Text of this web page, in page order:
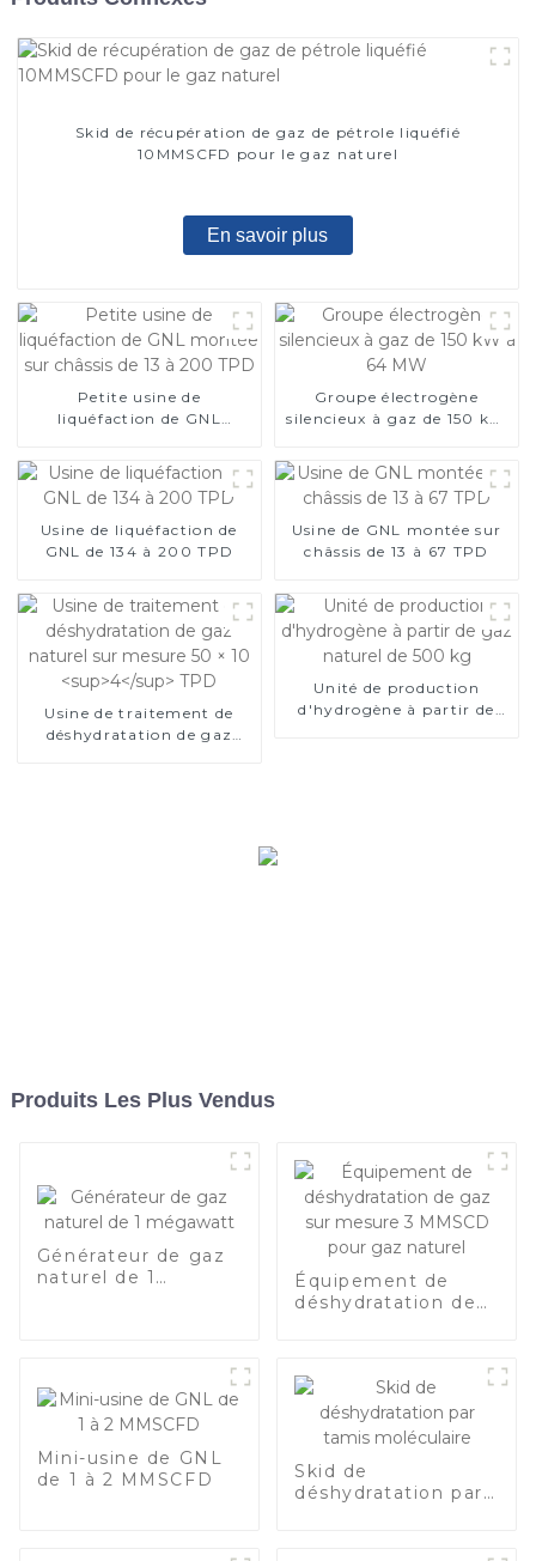
Skid de récupération de gaz de pétrole liquéfié
10MMSCFD pour le gaz naturel
En savoir plus
Petite usine de
liquéfaction de GNL
Groupe électrogène
silencieux à gaz de 150 kW
Usine de liquéfaction de
GNL de 134 à 200 TPD
Usine de GNL montée sur
châssis de 13 à 67 TPD
Usine de traitement de
déshydratation de gaz
Unité de production
d'hydrogène à partir de
Produits Les Plus Vendus
Générateur de gaz
naturel de 1
Équipement de
déshydratation de
Mini-usine de GNL
de 1 à 2 MMSCFD
Skid de
déshydratation par